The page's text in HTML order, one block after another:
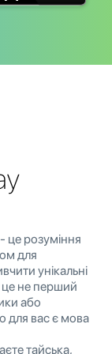
це розуміння
для
унікальні
це не перший
або
для вас є мова
тайська,